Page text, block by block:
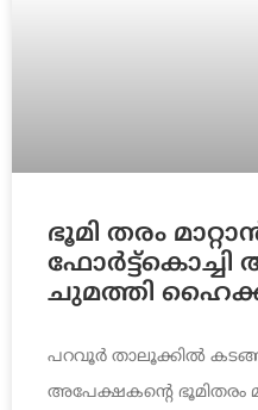
ഭൂമി തരം
ഫോര്‍ട്ട്കൊച്ചി
ചുമത്തി
പറവൂര്‍ താലൂക്കില്‍
അപേക്ഷകന്റെ ഭൂമിതരം